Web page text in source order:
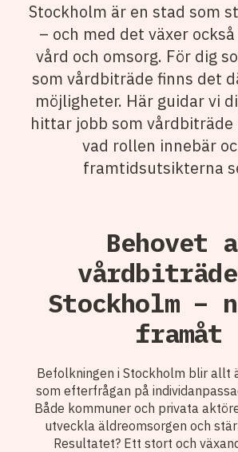
Stockholm är en stad som
– och med det växer
vård och omsorg. För dig
som vårdbiträde finns det
möjligheter. Här guidar vi
hittar jobb som vårdbiträde
vad rollen innebär
framtidsutsikterna
Behovet
Stockholm –
framåt
Befolkningen i Stockholm blir allt
som efterfrågan på
Både kommuner och privata
utveckla äldreomsorgen och
Resultatet? Ett stort och